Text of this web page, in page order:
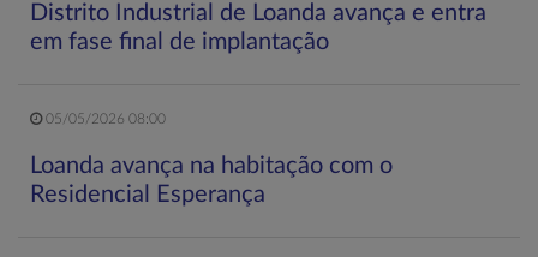
Distrito Industrial de Loanda avança e entra
em fase final de implantação
05/05/2026 08:00
Loanda avança na habitação com o
Residencial Esperança